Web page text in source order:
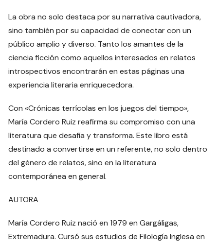
La obra no solo destaca por su narrativa cautivadora,
sino también por su capacidad de conectar con un
público amplio y diverso. Tanto los amantes de la
ciencia ficción como aquellos interesados en relatos
introspectivos encontrarán en estas páginas una
experiencia literaria enriquecedora.
Con «Crónicas terrícolas en los juegos del tiempo»,
María Cordero Ruiz reafirma su compromiso con una
literatura que desafía y transforma. Este libro está
destinado a convertirse en un referente, no solo dentro
del género de relatos, sino en la literatura
contemporánea en general.
AUTORA
María Cordero Ruiz nació en 1979 en Gargáligas,
Extremadura. Cursó sus estudios de Filología Inglesa en